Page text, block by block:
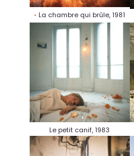
La chambre qui brûle, 1981
Le petit canif, 1983